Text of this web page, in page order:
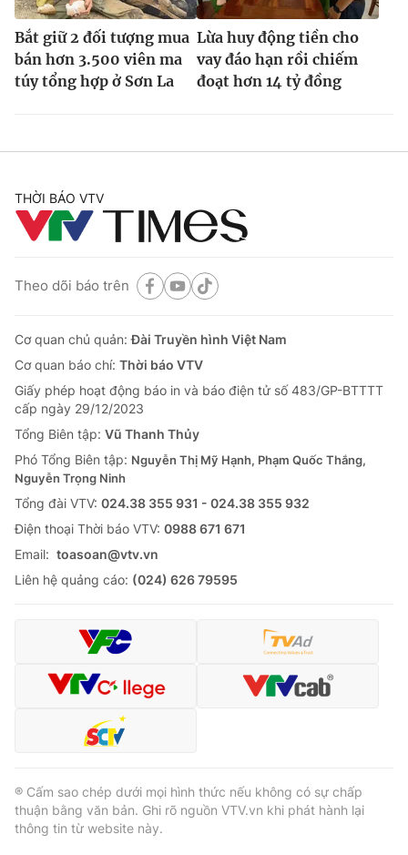
Bắt giữ 2 đối tượng mua
bán hơn 3.500 viên ma
túy tổng hợp ở Sơn La
Lừa huy động tiền cho
vay đáo hạn rồi chiếm
đoạt hơn 14 tỷ đồng
THỜI BÁO VTV
Theo dõi báo trên
Cơ quan chủ quản:Đài Truyền hình Việt Nam
Cơ quan báo chí: Thời báo VTV
Giấy phép hoạt động báo in và báo điện tử số 483/GP-BTTTT
cấp ngày 29/12/2023
Tổng Biên tập: Vũ Thanh Thủy
Phó Tổng Biên tập: Nguyễn Thị Mỹ Hạnh, Phạm Quốc Thắng,
Nguyễn Trọng Ninh
Tổng đài VTV: 024.38 355 931 - 024.38 355 932
Ðiện thoại Thời báo VTV: 0988 671 671
Email: toasoan@vtv.vn
Liên hệ quảng cáo: (024) 626 79595
® Cấm sao chép dưới mọi hình thức nếu không có sự chấp
thuận bằng văn bản. Ghi rõ nguồn VTV.vn khi phát hành lại
thông tin từ website này.